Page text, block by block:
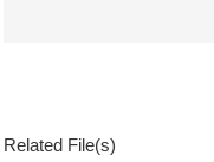
Related File(s)